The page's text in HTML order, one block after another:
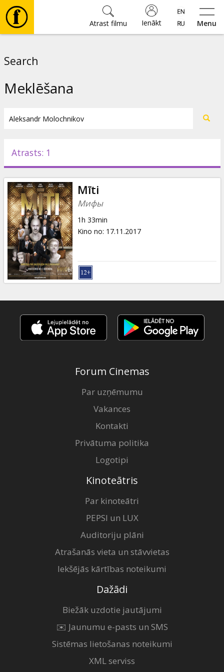
Menu
Ienākt
Atrast filmu
Pasākumi
Ziņas
Dāvanu
kartes
Uzkodas
B2B
Kino
Klubs
Search
Meklēšana
Atrasts: 1
Mīti
Мифы
1h 33min
Kino no: 17.11.2017
Forum Cinemas
Par uzņēmumu
Vakances
Kontakti
Privātuma politika
Logotipi
Kinoteātris
Par kinoteātri
PEPSI un LUX
Auditoriju plāni
Atrašanās vieta un stāvvietas
Iekšējās kārtības noteikumi
Dažādi
Biežāk uzdotie jautājumi
✉️ Jaunumu e-pasts un SMS
Sistēmas lietošanas noteikumi
XML serviss